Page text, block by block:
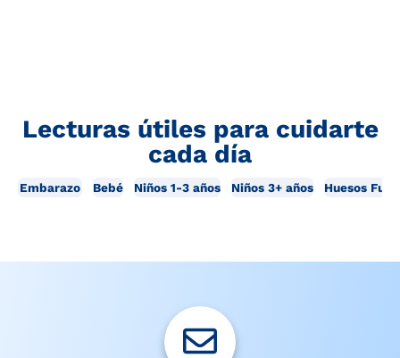
Lecturas útiles para cuidarte
cada día
Embarazo Bebé Niños 1-3 años Niños 3+ años Huesos